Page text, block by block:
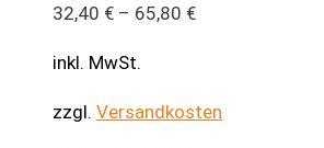
32,40 € – 65,80 €
inkl. MwSt.
zzgl. Versandkosten